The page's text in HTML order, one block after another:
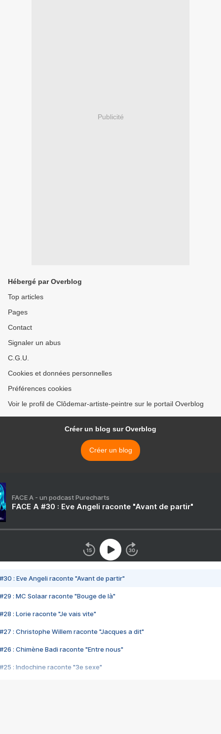
Publicité
Hébergé par Overblog
Top articles
Pages
Contact
Signaler un abus
C.G.U.
Cookies et données personnelles
Préférences cookies
Voir le profil de Clôdemar-artiste-peintre sur le portail Overblog
Créer un blog sur Overblog
Créer un blog
FACE A - un podcast Purecharts
FACE A #30 : Eve Angeli raconte "Avant de partir"
#30 : Eve Angeli raconte "Avant de partir"
#29 : MC Solaar raconte "Bouge de là"
#28 : Lorie raconte "Je vais vite"
#27 : Christophe Willem raconte "Jacques a dit"
#26 : Chimène Badi raconte "Entre nous"
#25 : Indochine raconte "3e sexe"